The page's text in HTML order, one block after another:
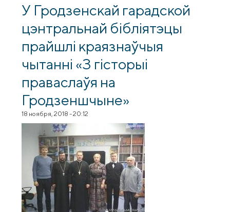
У Гродзенскай гарадской
цэнтральнай бібліятэцы
прайшлі краязнаўчыя
чытанні «З гісторыі
праваслаўя на
Гродзеншчыне»
18 ноября, 2018 - 20:12